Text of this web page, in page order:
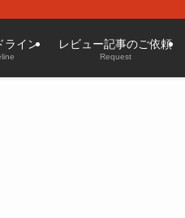
ライン レビュー記事のご依頼
Request